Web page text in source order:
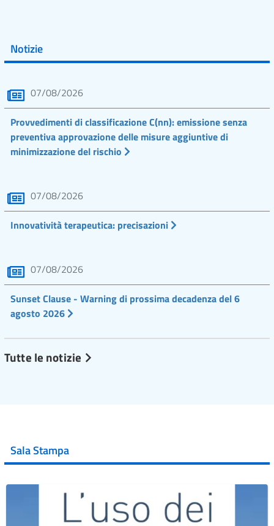
Notizie
07/08/2026
Provvedimenti di classificazione C(nn): emissione senza
preventiva approvazione delle misure aggiuntive di
minimizzazione del rischio
07/08/2026
Innovatività terapeutica: precisazioni
07/08/2026
Sunset Clause - Warning di prossima decadenza del 6
agosto 2026
Tutte le notizie
Sala Stampa